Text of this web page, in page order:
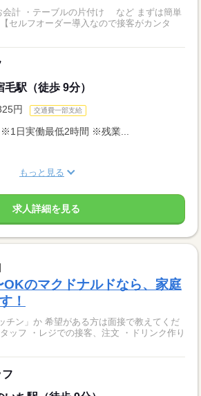
会計 ・テーブルの片付け など まずは簡単
駅（徒歩 9分）
円 交通費一部支給
日実働最低2時間 ※残業...
もっと見る
求人詳細を見る
のマクドナルドなら、家庭
！
チン」か 希望がある方は面接で教えてくだ